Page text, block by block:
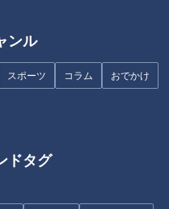
ンル
スポーツ コラム おでかけ
ドタグ
道夫、そして続く“球団初
けて、１９６９年（昭和４
茂だった。この水原新監督
号砲が鳴った瞬間だった。
一４回という“敵の名将”だ
監督を受け入れたドラゴン